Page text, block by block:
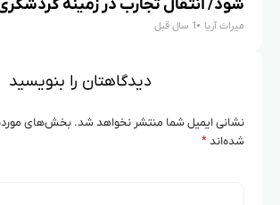
شود/ انتقال تجارب در زمینه گردشگری
میراث آریا 1 سال قبل
دیدگاهتان را بنویسید
نشانی ایمیل شما منتشر نخواهد شد. بخش‌های موردنیاز
شده‌اند*